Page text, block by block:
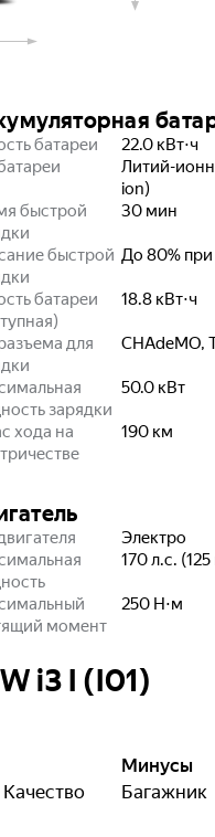
батареи 22.0 кВт⋅ч
Литий-
ion)
быстрой
30 мин
быстрой До 80%
батареи
18.8 кВт⋅ч
для
CHAdeMO,
зарядки
50.0 кВт
хода на
190 км
Электро
170 л.с. (125
момент
250 Н⋅м
i3 I (I01)
Минусы
Багажник